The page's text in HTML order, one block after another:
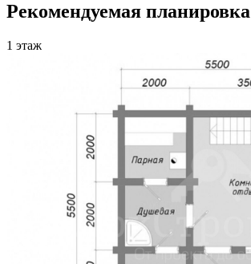
Рекомендуемая планировка
1 этаж